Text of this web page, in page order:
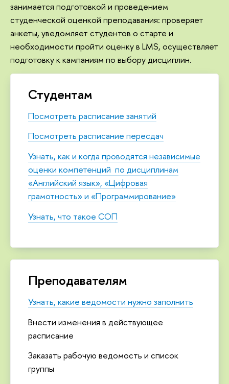
занимается подготовкой и проведением
студенческой оценкой преподавания: проверяет
анкеты, уведомляет студентов о старте и
необходимости пройти оценку в LMS, осуществляет
подготовку к кампаниям по выбору дисциплин.
Студентам
Посмотреть расписание занятий
Посмотреть расписание пересдач
Узнать, как и когда проводятся независимые
оценки компетенций по дисциплинам
«Английский язык», «Цифровая
грамотность» и «Программирование»
Узнать, что такое СОП
Преподавателям
Узнать, какие ведомости нужно заполнить
Внести изменения в действующее
расписание
Заказать рабочую ведомость и список
группы